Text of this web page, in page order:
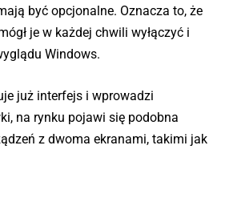
być opcjonalne. Oznacza to, że
je w każdej chwili wyłączyć i
Windows.
już interfejs i wprowadzi
na rynku pojawi się podobna
z dwoma ekranami, takimi jak